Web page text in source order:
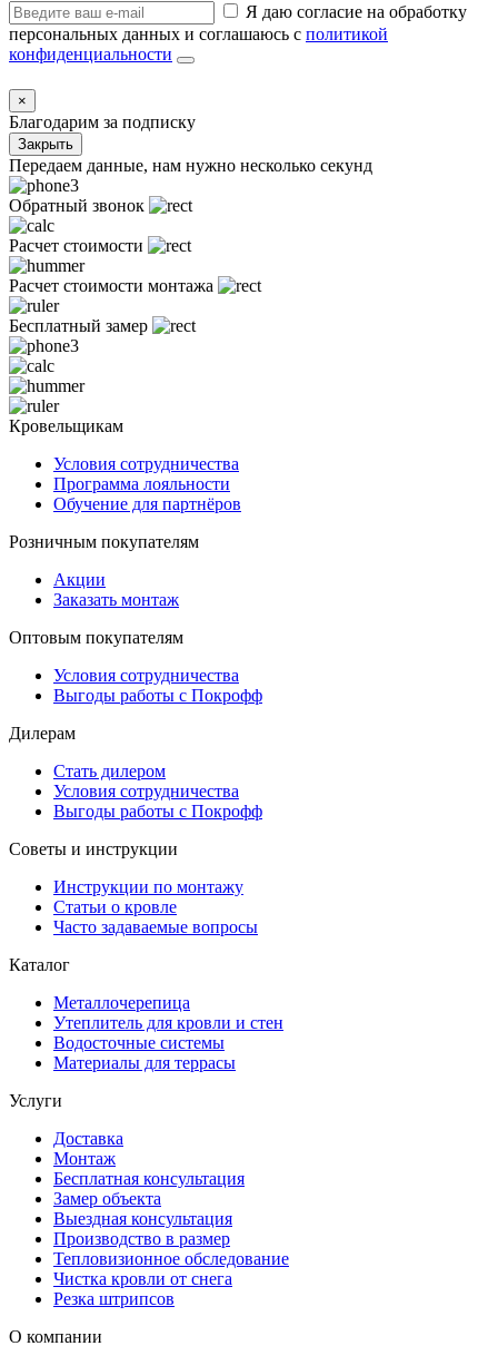
Я даю согласие на обработку
персональных данных и соглашаюсь с политикой
конфиденциальности
×
Благодарим за подписку
Закрыть
Передаем данные, нам нужно несколько секунд
Обратный звонок
Расчет стоимости
Расчет стоимости монтажа
Бесплатный замер
Кровельщикам
Условия сотрудничества
Программа лояльности
Обучение для партнёров
Розничным покупателям
Акции
Заказать монтаж
Оптовым покупателям
Условия сотрудничества
Выгоды работы с Покрофф
Дилерам
Стать дилером
Условия сотрудничества
Выгоды работы с Покрофф
Советы и инструкции
Инструкции по монтажу
Статьи о кровле
Часто задаваемые вопросы
Каталог
Металлочерепица
Утеплитель для кровли и стен
Водосточные системы
Материалы для террасы
Услуги
Доставка
Монтаж
Бесплатная консультация
Замер объекта
Выездная консультация
Производство в размер
Тепловизионное обследование
Чистка кровли от снега
Резка штрипсов
О компании